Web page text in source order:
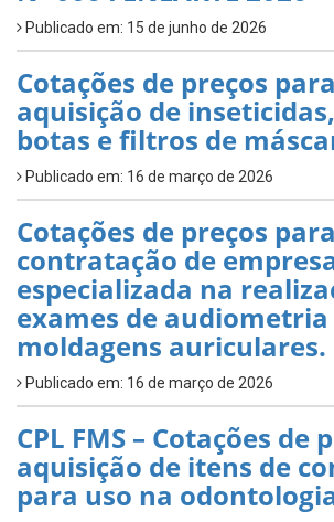
Publicado em: 15 de junho de 2026
Cotações de preços
aquisição de
botas e filtros de
Publicado em: 16 de março de 2026
Cotações de preços
contratação de
especializada na
exames de audiometria
moldagens auriculares.
Publicado em: 16 de março de 2026
CPL FMS – Cotações de
aquisição de itens de
para uso na